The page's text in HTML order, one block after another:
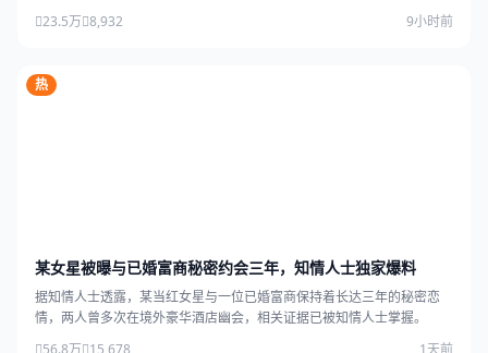
23.5万 8,932 9小时前
热
某女星被曝与已婚富商秘密约会三年，知情人士独家爆料
据知情人士透露，某当红女星与一位已婚富商保持着长达三年的秘密恋
情，两人曾多次在境外豪华酒店幽会，相关证据已被知情人士掌握。
56.8万 15,678 1天前